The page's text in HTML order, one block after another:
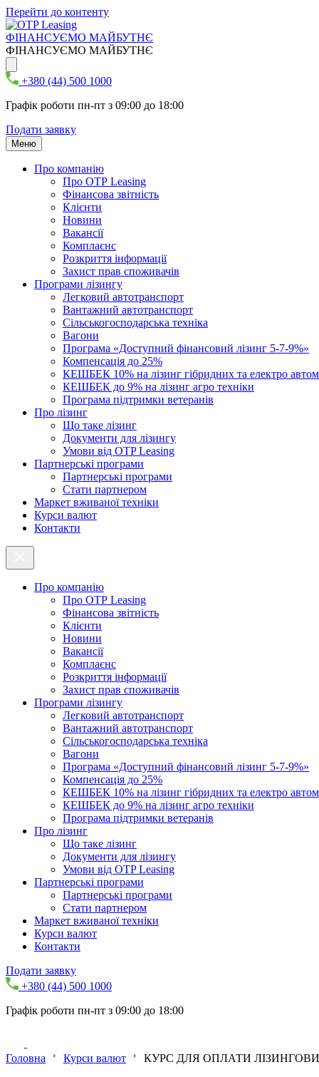
Перейти до контенту
ФІНАНСУЄМО МАЙБУТНЄ
ФІНАНСУЄМО МАЙБУТНЄ
+380 (44) 500 1000
Графік роботи пн-пт з 09:00 до 18:00
Подати заявку
Меню
Про компанію
Про ОТР Leasing
Фінансова звітність
Клієнти
Новини
Вакансії
Комплаєнс
Розкриття інформації
Захист прав споживачів
Програми лізингу
Легковий автотранспорт
Вантажний автотранспорт
Cільськогосподарська техніка
Вагони
Програма «Доступний фінансовий лізинг 5-7-9%»
Компенсація до 25%
КЕШБЕК 10% на лізинг гібридних та електро
КЕШБЕК до 9% на лізинг агро техніки
Програма підтримки ветеранів
Про лізинг
Що таке лізинг
Документи для лізингу
Умови від OTP Leasing
Партнерські програми
Партнерські програми
Стати партнером
Маркет вживаної техніки
Курси валют
Контакти
Про компанію
Про ОТР Leasing
Фінансова звітність
Клієнти
Новини
Вакансії
Комплаєнс
Розкриття інформації
Захист прав споживачів
Програми лізингу
Легковий автотранспорт
Вантажний автотранспорт
Cільськогосподарська техніка
Вагони
Програма «Доступний фінансовий лізинг 5-7-9%»
Компенсація до 25%
КЕШБЕК 10% на лізинг гібридних та електро
КЕШБЕК до 9% на лізинг агро техніки
Програма підтримки ветеранів
Про лізинг
Що таке лізинг
Документи для лізингу
Умови від OTP Leasing
Партнерські програми
Партнерські програми
Стати партнером
Маркет вживаної техніки
Курси валют
Контакти
Подати заявку
+380 (44) 500 1000
Графік роботи пн-пт з 09:00 до 18:00
Головна Курси валют КУРС ДЛЯ ОПЛАТИ